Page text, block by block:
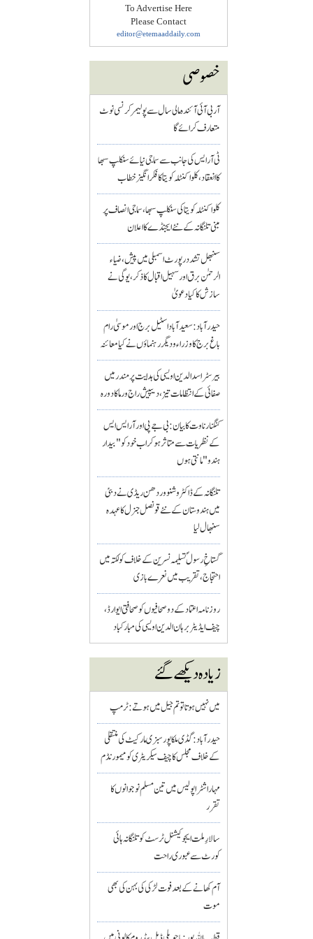
To Advertise Here
Please Contact
editor@etemaaddaily.com
خصوصی
آر بی آئی آئندہ مالی سال سے پولیمر کرنسی نوٹ
متعارف کرائے گا
ٹی آر ایس کی جانب سے سماجی نیائے سنکلپ سبھا
کا انعقاد، کلواکنٹلہ کویتا کا فکر انگیز خطاب
کلواکنٹلہ کویتا کی سنکلپ سبھا، سماجی انصاف پر
مبنی تلنگانہ کے نئے ایجنڈے کا اعلان
سنبھل تشدد رپورٹ اسمبلی میں پیش، ضیاء
الرحمٰن برق اور سہیل اقبال کا ذکر، یوگی نے
سازش کا کیا دعویٰ
حیدرآباد: سعیدآباد اسٹیل برج اور موسیٰ رام
باغ برج کا وزراء و دیگر رہنماؤں نے کیا معائنہ
بیرسٹر اسدالدین اویسی کی ہدایت پر مندر میں
صفائی کے انتظامات تیز، دیپیش راج ورما کا دورہ
کنگنا رناوت کا بیان: بی جے پی اور آر ایس ایس
کے نظریات سے متاثر ہو کر اب خود کو "بیدار
ہندو" مانتی ہوں
تلنگانہ کے ڈاکٹر وشنو وردھن ریڈی نے دبئی
میں ہندوستان کے نئے قونصل جنرل کا عہدہ
سنبھال لیا
گستاخِ رسولؐ تسلیمہ نسرین کے خلاف کولکتہ میں
احتجاج، تقریب میں نعرے بازی
روزنامہ اعتماد کے دو صحافیوں کو صحافتی ایوارڈ،
چیف ایڈیٹر برہان الدین اویسی کی مبارکباد
زیادہ دیکھے گئے
میں نہیں ہوتا تو تم جیل میں ہوتے : ٹرمپ
حیدرآباد: گڈی ملکاپور سبزی مارکیٹ کی منتقلی
کے خلاف مجلس کا چیف سیکریٹری کو میمورنڈم
مہاراشٹرا پولیس میں تین مسلم نو جوانوں کا
تقرر
سالارِ ملت ایجوکیشنل ٹرسٹ کو تلنگانہ ہائی
کورٹ سے عبوری راحت
آم کھانے کے بعد فوت لڑکی کی بہن کی بھی
موت